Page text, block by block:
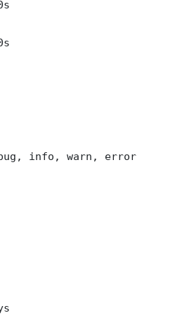
info, warn, error